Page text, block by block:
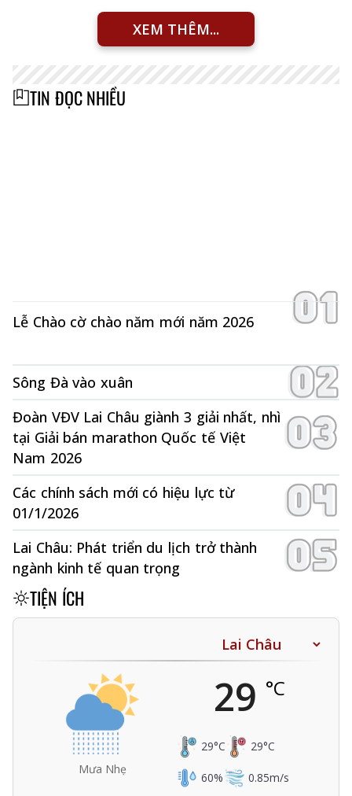
XEM THÊM...
TIN ĐỌC NHIỀU
Lễ Chào cờ chào năm mới năm 2026
Sông Đà vào xuân
Đoàn VĐV Lai Châu giành 3 giải nhất, nhì
tại Giải bán marathon Quốc tế Việt
Nam 2026
Các chính sách mới có hiệu lực từ
01/1/2026
Lai Châu: Phát triển du lịch trở thành
ngành kinh tế quan trọng
TIỆN ÍCH
Mưa Nhẹ
29 °C
29°C 29°C
60% 0.85m/s